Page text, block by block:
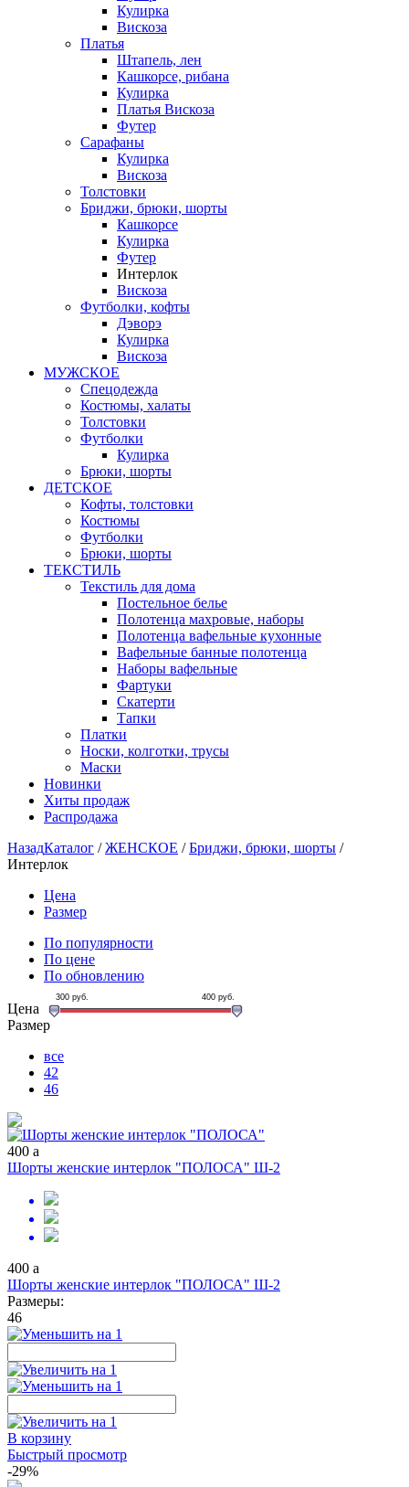
Кулирка
Вискоза
Платья
Штапель, лен
Кашкорсе, рибана
Кулирка
Платья Вискоза
Футер
Сарафаны
Кулирка
Вискоза
Толстовки
Бриджи, брюки, шорты
Кашкорсе
Кулирка
Футер
Интерлок
Вискоза
Футболки, кофты
Дэворэ
Кулирка
Вискоза
МУЖСКОЕ
Спецодежда
Костюмы, халаты
Толстовки
Футболки
Кулирка
Брюки, шорты
ДЕТСКОЕ
Кофты, толстовки
Костюмы
Футболки
Брюки, шорты
ТЕКСТИЛЬ
Текстиль для дома
Постельное белье
Полотенца махровые, наборы
Полотенца вафельные кухонные
Вафельные банные полотенца
Наборы вафельные
Фартуки
Скатерти
Тапки
Платки
Носки, колготки, трусы
Маски
Новинки
Хиты продаж
Распродажа
НазадКаталог /ЖЕНСКОЕ /Бриджи, брюки, шорты /
Интерлок
Цена
Размер
По популярности
По цене
По обновлению
Цена
300 руб. 400 руб.
Размер
все
42
46
400 a
Шорты женские интерлок "ПОЛОСА" Ш-2
400 a
Шорты женские интерлок "ПОЛОСА" Ш-2
Размеры:
46
В корзину
Быстрый просмотр
-29%